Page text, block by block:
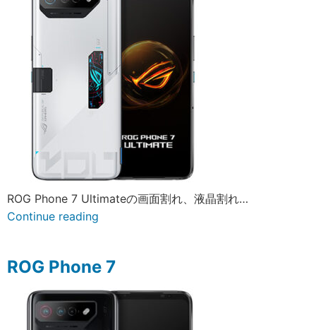
ROG Phone 7 Ultimateの画面割れ、液晶割れ…
Continue reading
ROG Phone 7